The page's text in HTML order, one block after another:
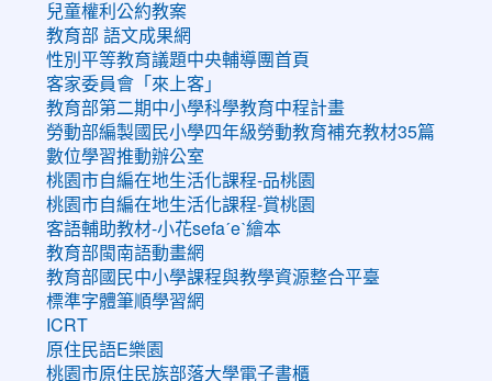
兒童權利公約教案
教育部 語文成果網
性別平等教育議題中央輔導團首頁
客家委員會「來上客」
教育部第二期中小學科學教育中程計畫
勞動部編製國民小學四年級勞動教育補充教材35篇
數位學習推動辦公室
桃園市自編在地生活化課程-品桃園
桃園市自編在地生活化課程-賞桃園
客語輔助教材-小花sefaˊeˋ繪本
教育部閩南語動畫網
教育部國民中小學課程與教學資源整合平臺
標準字體筆順學習網
ICRT
原住民語E樂園
桃園市原住民族部落大學電子書櫃